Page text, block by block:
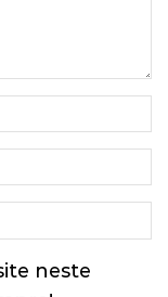
neste